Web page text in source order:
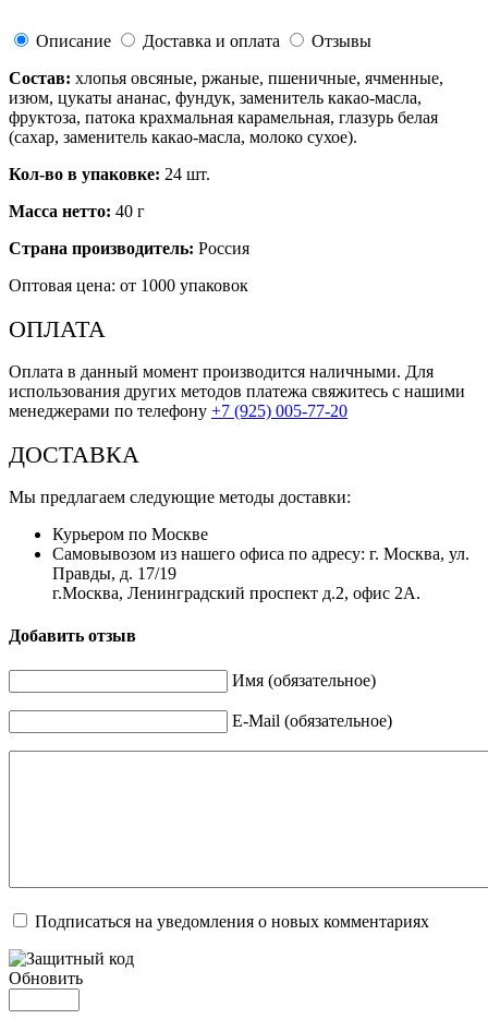
Описание Доставка и оплата
Отзывы
Состав: хлопья овсяные, ржаные, пшеничные, ячменные,
изюм, цукаты ананас, фундук, заменитель какао-масла,
фруктоза, патока крахмальная карамельная, глазурь белая
(сахар, заменитель какао-масла, молоко сухое).
Кол-во в упаковке: 24 шт.
Масса нетто: 40 г
Страна производитель: Россия
Оптовая цена: от 1000 упаковок
ОПЛАТА
Оплата в данный момент производится наличными. Для
использования других методов платежа свяжитесь с нашими
менеджерами по телефону +7 (925) 005-77-20
ДОСТАВКА
Мы предлагаем следующие методы доставки:
Курьером по Москве
Самовывозом из нашего офиса по адресу: г. Москва, ул.
Правды, д. 17/19
г.Москва, Ленинградский проспект д.2, офис 2А.
Добавить отзыв
Имя (обязательное)
E-Mail (обязательное)
Подписаться на уведомления о новых комментариях
Обновить